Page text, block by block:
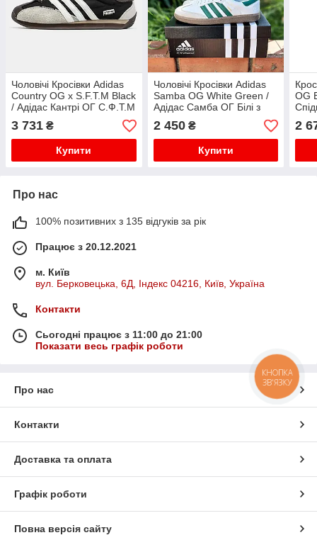
Чоловічі Кросівки Adidas
Country OG x S.F.T.M Black
/ Адідас Кантрі ОГ С.Ф.Т.М
Чорні з Білим та
Коричневим
3 731 ₴
Купити
Чоловічі Кросівки Adidas
Samba OG White Green /
Адідас Самба ОГ Білі з
Зеленим
2 450₴
Купити
OG
2
Про нас
100% позитивних з 135 відгуків за рік
Працює з 20.12.2021
м. Київ
вул. Берковецька, 6Д, Індекс 04216, Київ, Україна
Контакти
Сьогодні працює з 11:00 до 21:00
Показати весь графік роботи
Про нас
Контакти
Доставка та оплата
Графік роботи
Повна версія сайту
КНОПКА
ЗВ'ЯЗКУ